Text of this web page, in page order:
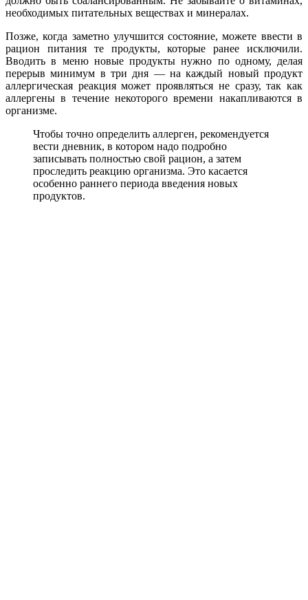
необходимых питательных веществах и минералах.
Позже, когда заметно улучшится состояние, можете ввести в
рацион питания те продукты, которые ранее исключили.
Вводить в меню новые продукты нужно по одному, делая
перерыв минимум в три дня — на каждый новый продукт
аллергическая реакция может проявляться не сразу, так как
аллергены в течение некоторого времени накапливаются в
организме.
Чтобы точно определить аллерген, рекомендуется
вести дневник, в котором надо подробно
записывать полностью свой рацион, а затем
проследить реакцию организма. Это касается
особенно раннего периода введения новых
продуктов.